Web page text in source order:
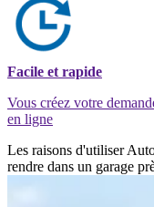
Facile et rapide
Vous créez votre
en ligne
Les raisons d'utiliser
rendre dans un garage